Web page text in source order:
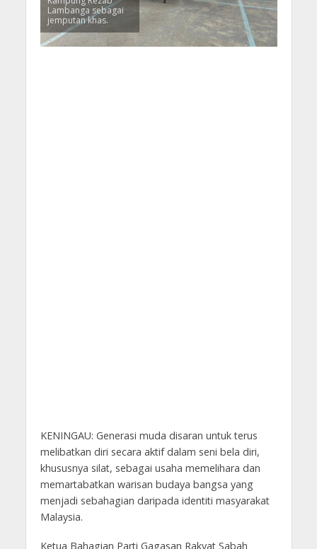
Lambanga sebagai
jemputan khas.
KENINGAU: Generasi muda disaran untuk terus
melibatkan diri secara aktif dalam seni bela diri,
khususnya silat, sebagai usaha memelihara dan
memartabatkan warisan budaya bangsa yang
menjadi sebahagian daripada identiti masyarakat
Malaysia.
Ketua Bahagian Parti Gagasan Rakyat Sabah